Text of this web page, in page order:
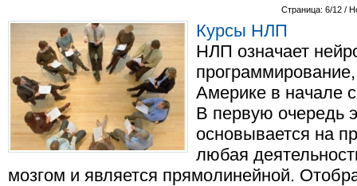
Страница: 6/12 /
Курсы НЛП
НЛП означает
Америке в начале
В первую очередь
основывается на
любая
мозгом и является прямолинейной.